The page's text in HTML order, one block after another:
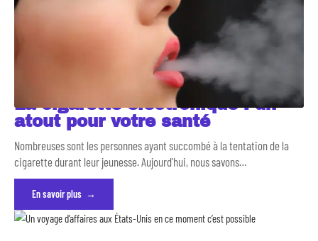
La cigarette électronique : un
atout pour votre santé
Nombreuses sont les personnes ayant succombé à la tentation de la
cigarette durant leur jeunesse. Aujourd'hui, nous savons…
En savoir plus